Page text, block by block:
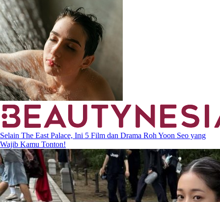
Selain The East Palace, Ini 5 Film dan Drama Roh Yoon Seo yang
Wajib Kamu Tonton!